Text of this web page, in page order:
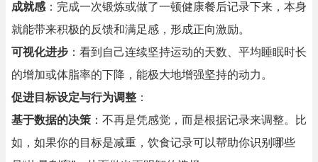
成就感 ：完成一次锻炼或做了一顿健康餐后记录下来，本身
就能带来积极的反馈和满足感，形成正向激励。
可视化进步 ：看到自己连续坚持运动的天数、平均睡眠时长
的增加或体脂率的下降，能极大地增强坚持的动力。
促进目标设定与行为调整 ：
基于数据的决策 ：不再是凭感觉，而是根据记录来调整。比
如，如果你的目标是减重，饮食记录可以帮助你识别哪些